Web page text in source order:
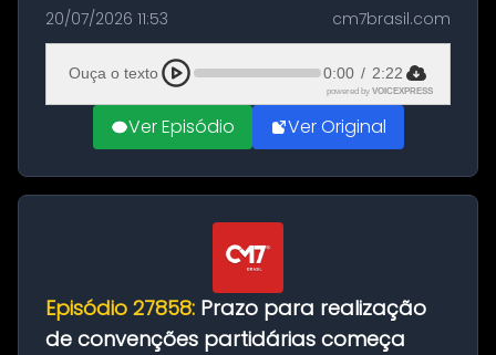
sete bairros de Manaus nesta terça-feira (21).
A suspensão programada ocorrerá para a
execução de serviços de manuten...
20/07/2026 11:53 cm7brasil.com
Ouça o texto 0:00 / 2:22
powered by VOICEXPRESS
Ver Episódio Ver Original
Episódio 27858: Prazo para realização
de convenções partidárias começa